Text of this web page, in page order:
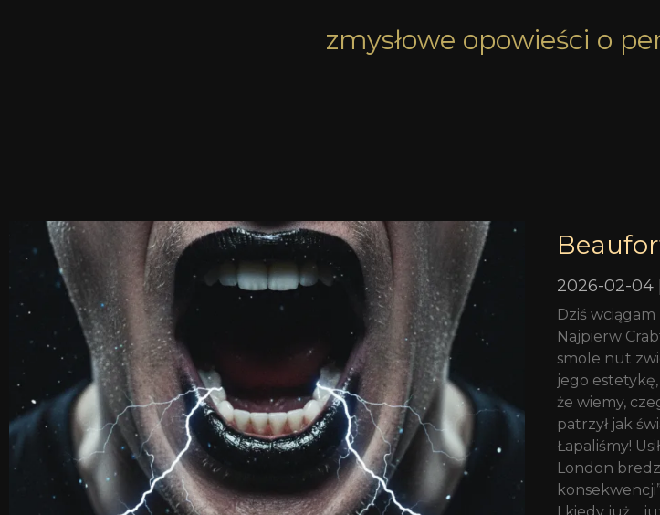
zmysłowe opowieści o
2026-02-04
Dziś
Najpierw
smole nut
jego
że wiemy,
patrzył jak
Łapaliśmy!
London